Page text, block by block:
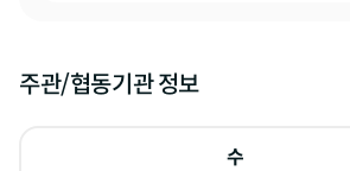
주관/협동기관 정보
수